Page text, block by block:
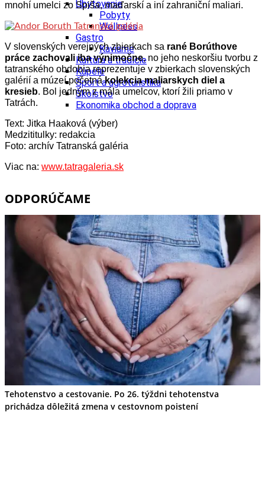
Ubytovanie
Pobyty
Wellness
Gastro
Kaviarne
Kultúra a tradície
Kúpele
Šport a agroturistika
Školstvo
Ekonomika obchod a doprava
mnohí umelci zo Spiša, maďarskí a iní zahraniční maliari.
V slovenských verejných zbierkach sa rané Borúthove
práce zachovali iba výnimočne, no jeho neskoršiu tvorbu z
tatranského obdobia reprezentuje v zbierkach slovenských
galérií a múzeí početnákolekcia maliarskych diel a
kresieb. Bol jedným z mála umelcov, ktorí žili priamo v
Tatrách.
Text: Jitka Haaková (výber)
Medzititulky: redakcia
Foto: archív Tatranská galéria
Viac na: www.tatragaleria.sk
ODPORÚČAME
Tehotenstvo a cestovanie. Po 26. týždni tehotenstva
prichádza dôležitá zmena v cestovnom poistení